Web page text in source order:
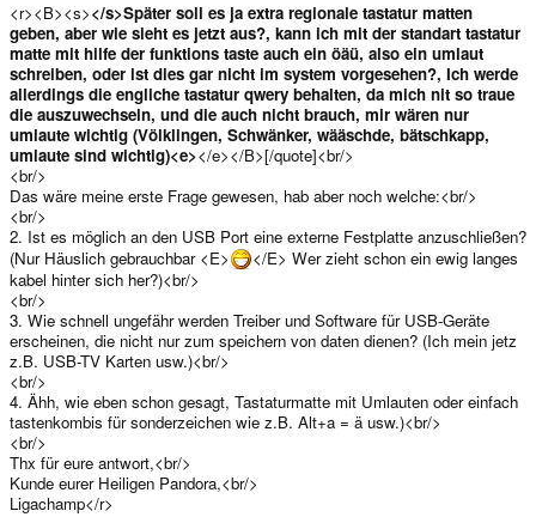
<r><B><s></s>Später soll es ja extra regionale tastatur matten
geben, aber wie sieht es jetzt aus?, kann ich mit der standart tastatur
matte mit hilfe der funktions taste auch ein öäü, also ein umlaut
schreiben, oder ist dies gar nicht im system vorgesehen?, Ich werde
allerdings die engliche tastatur qwery behalten, da mich nit so traue
die auszuwechseln, und die auch nicht brauch, mir wären nur
umlaute wichtig (Völklingen, Schwänker, wääschde, bätschkapp,
umlaute sind wichtig)<e></e></B>[/quote]<br/>
<br/>
Das wäre meine erste Frage gewesen, hab aber noch welche:<br/>
<br/>
2. Ist es möglich an den USB Port eine externe Festplatte anzuschließen?
(Nur Häuslich gebrauchbar <E>
</E> Wer zieht schon ein ewig langes
kabel hinter sich her?)<br/>
<br/>
3. Wie schnell ungefähr werden Treiber und Software für USB-Geräte
erscheinen, die nicht nur zum speichern von daten dienen? (Ich mein jetz
z.B. USB-TV Karten usw.)<br/>
<br/>
4. Ähh, wie eben schon gesagt, Tastaturmatte mit Umlauten oder einfach
tastenkombis für sonderzeichen wie z.B. Alt+a = ä usw.)<br/>
<br/>
Thx für eure antwort,<br/>
Kunde eurer Heiligen Pandora,<br/>
Ligachamp</r>